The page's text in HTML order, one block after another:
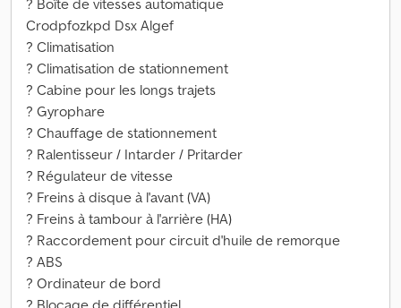
? Boîte de vitesses automatique
Crodpfozkpd Dsx Algef
? Climatisation
? Climatisation de stationnement
? Cabine pour les longs trajets
? Gyrophare
? Chauffage de stationnement
? Ralentisseur / Intarder / Pritarder
? Régulateur de vitesse
? Freins à disque à l'avant (VA)
? Freins à tambour à l'arrière (HA)
? Raccordement pour circuit d'huile de remorque
? ABS
? Ordinateur de bord
? Blocage de différentiel